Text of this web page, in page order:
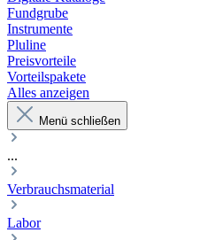
Fundgrube
Instrumente
Pluline
Preisvorteile
Vorteilspakete
Alles anzeigen
Menü schließen
...
Verbrauchsmaterial
Labor